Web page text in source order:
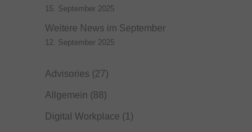
15. September 2025
Weitere News im September
12. September 2025
Advisories (27)
Allgemein (88)
Digital Workplace (1)